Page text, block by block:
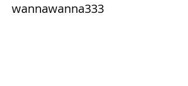
wannawanna333